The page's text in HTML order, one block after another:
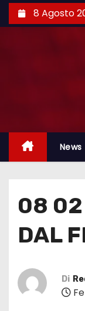
8 Agosto
News
08 02
DAL
Di